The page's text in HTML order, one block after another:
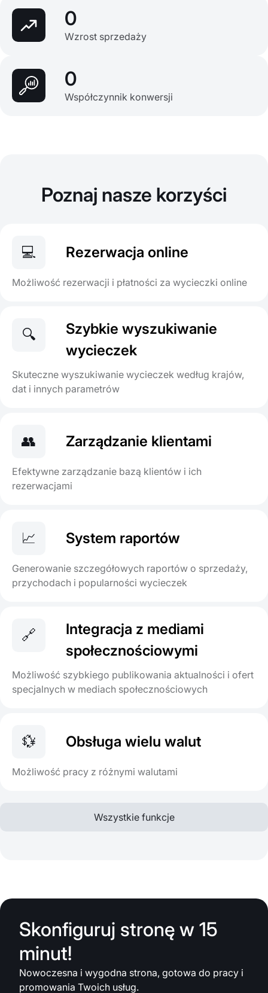
0
Wzrost sprzedaży
0
Współczynnik konwersji
Poznaj nasze korzyści
💻 Rezerwacja online
Możliwość rezerwacji i płatności za wycieczki online
🔍
Szybkie wyszukiwanie
wycieczek
Skuteczne wyszukiwanie wycieczek według krajów,
dat i innych parametrów
👥 Zarządzanie klientami
Efektywne zarządzanie bazą klientów i ich
rezerwacjami
📈 System raportów
Generowanie szczegółowych raportów o sprzedaży,
przychodach i popularności wycieczek
🔗
Integracja z mediami
społecznościowymi
Możliwość szybkiego publikowania aktualności i ofert
specjalnych w mediach społecznościowych
💱 Obsługa wielu walut
Możliwość pracy z różnymi walutami
Wszystkie funkcje
Skonfiguruj stronę w 15
minut!
Nowoczesna i wygodna strona, gotowa do pracy i
promowania Twoich usług.